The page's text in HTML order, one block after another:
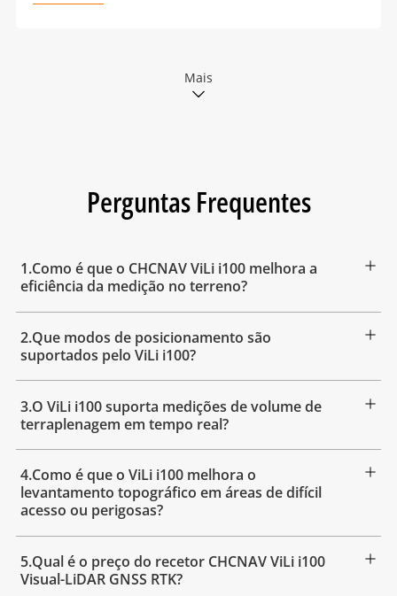
Mais
Perguntas Frequentes
1.Como é que o CHCNAV ViLi i100 melhora a
eficiência da medição no terreno?
2.Que modos de posicionamento são
suportados pelo ViLi i100?
3.O ViLi i100 suporta medições de volume de
terraplenagem em tempo real?
4.Como é que o ViLi i100 melhora o
levantamento topográfico em áreas de difícil
acesso ou perigosas?
5.Qual é o preço do recetor CHCNAV ViLi i100
Visual-LiDAR GNSS RTK?